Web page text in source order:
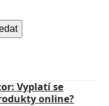
Vyplatí se
online?